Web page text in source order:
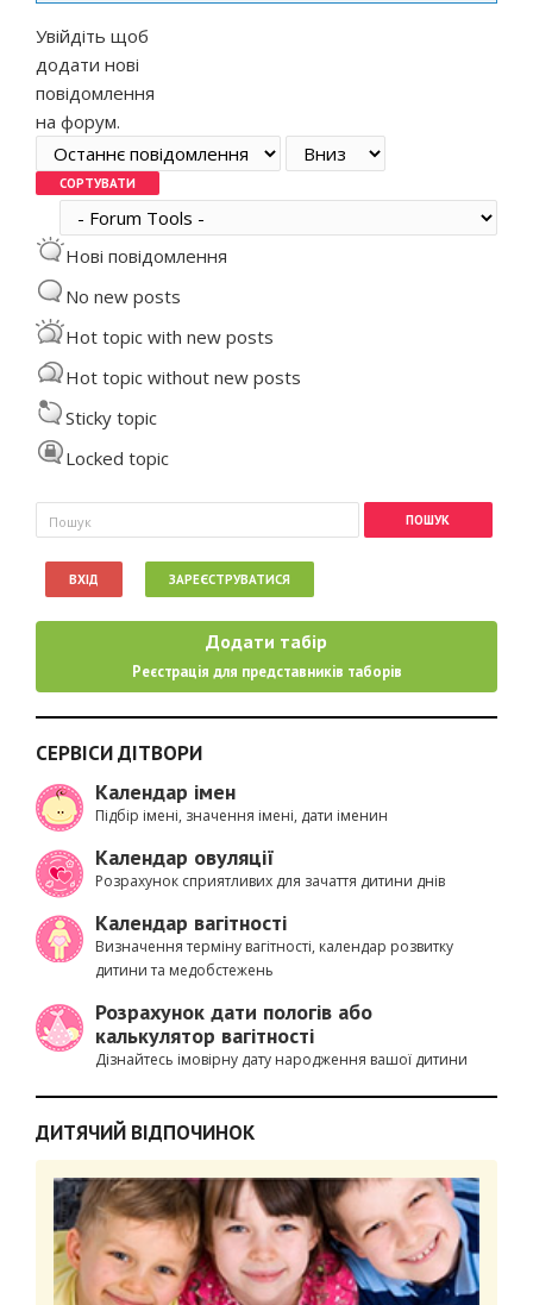
Увійдіть щоб
додати нові
повідомлення
на форум.
Order by
Сортувати
Нові повідомлення
No new posts
Hot topic with new posts
Hot topic without new posts
Sticky topic
Locked topic
Пошукова форма
Пошук
ВХІД ЗАРЕЄСТРУВАТИСЯ
Додати табір
Реєстрація для представників таборів
СЕРВІСИ ДІТВОРИ
Календар імен
Підбір імені, значення імені, дати іменин
Календар овуляції
Розрахунок сприятливих для зачаття дитини днів
Календар вагітності
Визначення терміну вагітності, календар розвитку
дитини та медобстежень
Розрахунок дати пологів або
калькулятор вагітності
Дізнайтесь імовірну дату народження вашої дитини
ДИТЯЧИЙ ВІДПОЧИНОК